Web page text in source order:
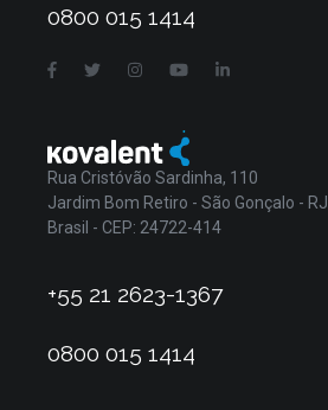
0800 015 1414
Rua Cristóvão Sardinha, 110
Jardim Bom Retiro - São Gonçalo - RJ
Brasil - CEP: 24722-414
+55 21 2623-1367
0800 015 1414